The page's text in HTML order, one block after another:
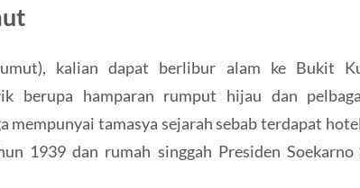
kalian dapat berlibur alam ke Bukit
berupa hamparan rumput hijau dan
mempunyai tamasya sejarah sebab terdapat
1939 dan rumah singgah Presiden Soekarno